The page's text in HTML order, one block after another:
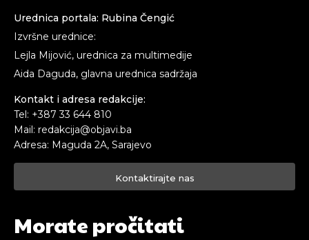
Urednica portala: Rubina Čengić
Izvršne urednice:
Lejla Mijović, urednica za multimedije
Aida Daguda, glavna urednica sadržaja
Kontakt i adresa redakcije:
Tel: +387 33 644 810
Mail: redakcija@objavi.ba
Adresa: Maguda 2A, Sarajevo
Kontaktirajte nas
Morate pročitati